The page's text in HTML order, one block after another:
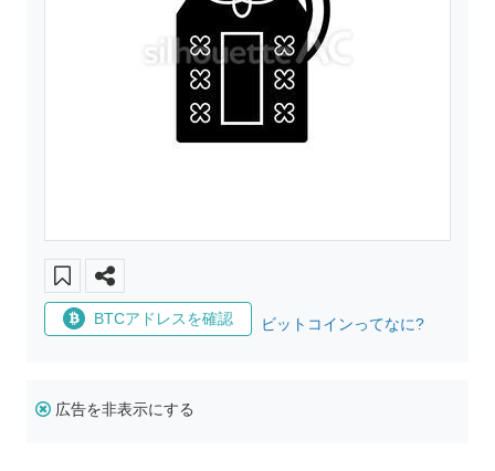
BTCアドレスを確認 ビットコインってなに?
広告を非表示にする